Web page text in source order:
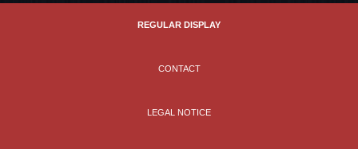
REGULAR DISPLAY
CONTACT
LEGAL NOTICE